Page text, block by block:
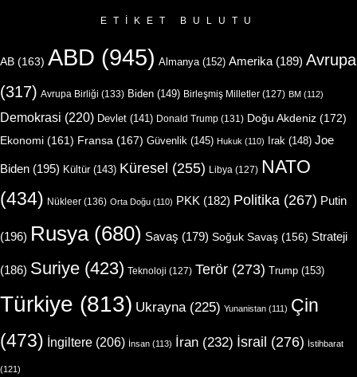
ETIKET BULUTU
AB (163) ABD (945) Almanya(152) Amerika (189) Avrupa
(317) Avrupa Birliği (133) Biden (149) Birleşmiş Milletler (127) BM (112)
Demokrasi (220) Devlet (141) Donald Trump (131) Doğu Akdeniz (172)
Ekonomi (161) Fransa (167) Güvenlik (145) Hukuk (110) Irak (148) Joe
Biden (195) Kültür(143) Küresel (255) Libya (127) NATO
(434) Nükleer (136) Orta Doğu (110) PKK (182) Politika (267) Putin
(196) Rusya(680) Savaş (179) Soğuk Savaş (156) Strateji
(186) Suriye (423) Teknoloji (127) Terör (273) Trump (153)
Türkiye (813) Ukrayna(225) Yunanistan (111) Çin
(473) İngiltere (206) İnsan (113) İran (232) İsrail (276) İstihbarat
(121)